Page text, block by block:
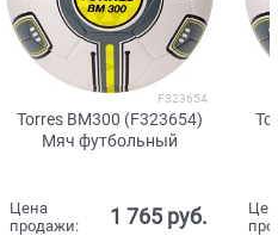
F323654
Torres BM300 (F323654)
Мяч футбольный
Цена
продажи:
1 765 руб.